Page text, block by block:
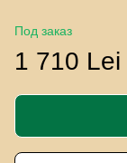
Под заказ
1 710 Lei